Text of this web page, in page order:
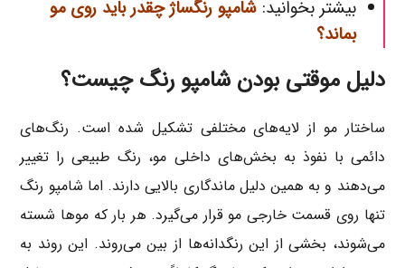
بیشتر بخوانید:شامپو رنگساژ چقدر باید روی مو
بماند؟
دلیل موقتی بودن شامپو رنگ چیست؟
ساختار مو از لایه‌های مختلفی تشکیل شده است. رنگ‌های
دائمی با نفوذ به بخش‌های داخلی مو، رنگ طبیعی را تغییر
می‌دهند و به همین دلیل ماندگاری بالایی دارند. اما شامپو رنگ
تنها روی قسمت خارجی مو قرار می‌گیرد. هر بار که موها شسته
می‌شوند، بخشی از این رنگدانه‌ها از بین می‌روند. این روند به